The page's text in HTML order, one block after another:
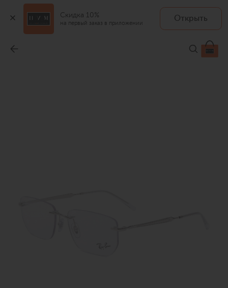
Скидка 10%
на первый заказ в приложении
Открыть